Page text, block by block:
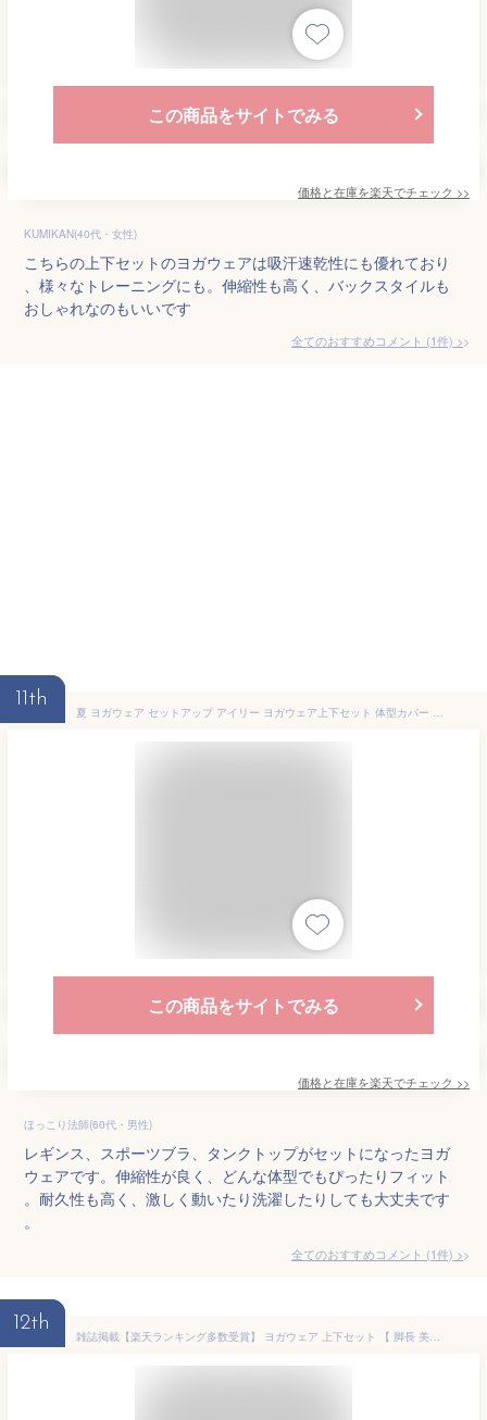
この商品をサイトでみる
価格と在庫を楽天でチェック >>
KUMIKAN(40代・女性)
こちらの上下セットのヨガウェアは吸汗速乾性にも優れており
、様々なトレーニングにも。伸縮性も高く、バックスタイルも
おしゃれなのもいいです
全てのおすすめコメント (1件) >
11th
夏 ヨガウェア セットアップ アイリー ヨガウェア上下セット 体型カバー 3点 お得 人気 ヨガレギンス ピラティス ウェア スポーツウェア レディース フィットネスウェア セット トレーニング 水陸両用 トップス カップ付 おしゃれ かわいい ホットヨガ 40代 50代 水着
この商品をサイトでみる
価格と在庫を楽天でチェック >>
ほっこり法師(60代・男性)
レギンス、スポーツブラ、タンクトップがセットになったヨガ
ウェアです。伸縮性が良く、どんな体型でもぴったりフィット
。耐久性も高く、激しく動いたり洗濯したりしても大丈夫です
。
全てのおすすめコメント (1件) >
12th
雑誌掲載【楽天ランキング多数受賞】 ヨガウェア 上下セット 【 脚長 美脚 美尻 】 ヨガウエア セットアップ スポーツウェア ジムウェア トップス Tシャツ ヨガパンツ レギンス スポーツ タイツ ヨガ 上下 セット フィットネス ホットヨガ ダンス ピラティス 【返品 交換OK】